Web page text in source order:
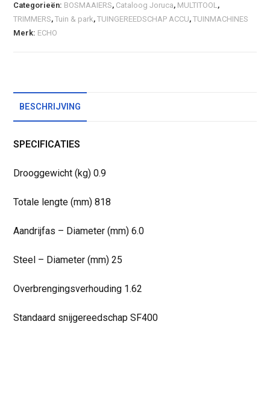
Categorieën: BOSMAAIERS, Cataloog Joruca, MULTITOOL,
TRIMMERS,Tuin & park,TUINGEREEDSCHAP ACCU,TUINMACHINES
Merk: ECHO
BESCHRIJVING
SPECIFICATIES
Drooggewicht (kg) 0.9
Totale lengte (mm) 818
Aandrijfas – Diameter (mm) 6.0
Steel – Diameter (mm) 25
Overbrengingsverhouding 1.62
Standaard snijgereedschap SF400